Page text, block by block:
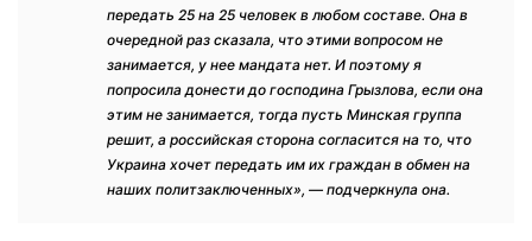
передать 25 на 25 человек в любом составе. Она в
очередной раз сказала, что этими вопросом не
занимается, у нее мандата нет. И поэтому я
попросила донести до господина Грызлова, если она
этим не занимается, тогда пусть Минская группа
решит, а российская сторона согласится на то, что
Украина хочет передать им их граждан в обмен на
наших политзаключенных», — подчеркнула она.